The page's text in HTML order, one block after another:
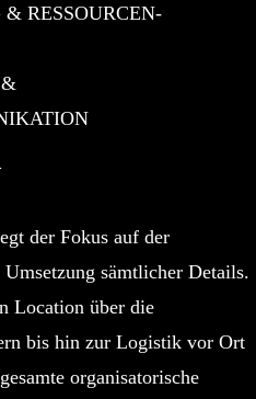
RESSOURCEN-
der Fokus auf der
sämtlicher Details.
Location über die
bis hin zur Logistik vor Ort
organisatorische